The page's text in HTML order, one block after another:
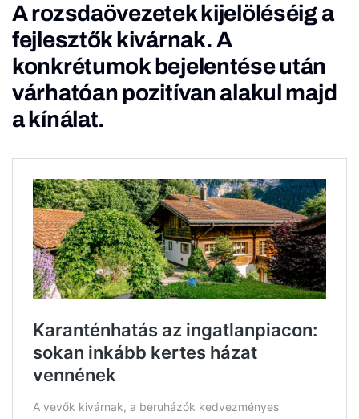
A rozsdaövezetek kijelöléséig a
fejlesztők kivárnak. A
konkrétumok bejelentése után
várhatóan pozitívan alakul majd
a kínálat.